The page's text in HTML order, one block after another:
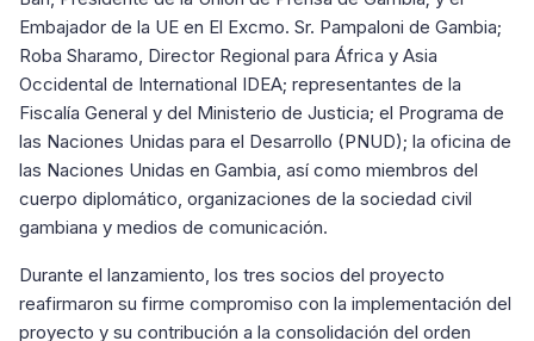
Embajador de la UE en El Excmo. Sr. Pampaloni de Gambia;
Roba Sharamo, Director Regional para África y Asia
Occidental de International IDEA; representantes de la
Fiscalía General y del Ministerio de Justicia; el Programa de
las Naciones Unidas para el Desarrollo (PNUD); la oficina de
las Naciones Unidas en Gambia, así como miembros del
cuerpo diplomático, organizaciones de la sociedad civil
gambiana y medios de comunicación.
Durante el lanzamiento, los tres socios del proyecto
reafirmaron su firme compromiso con la implementación del
proyecto y su contribución a la consolidación del orden